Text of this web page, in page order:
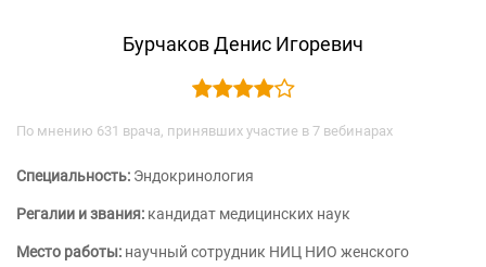
Бурчаков Денис Игоревич
По мнению 631 врача, принявших участие в 7 вебинарах
Специальность: Эндокринология
Регалии и звания: кандидат медицинских наук
Место работы: научный сотрудник НИЦ НИО женского